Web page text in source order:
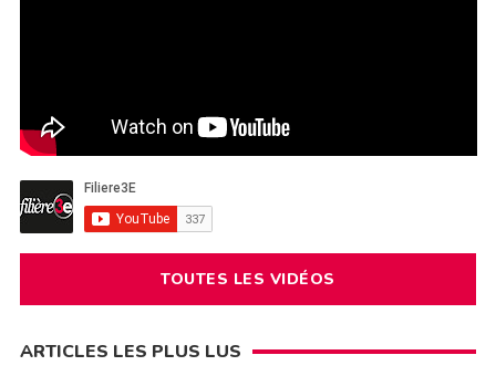
TOUTES LES VIDÉOS
ARTICLES LES PLUS LUS